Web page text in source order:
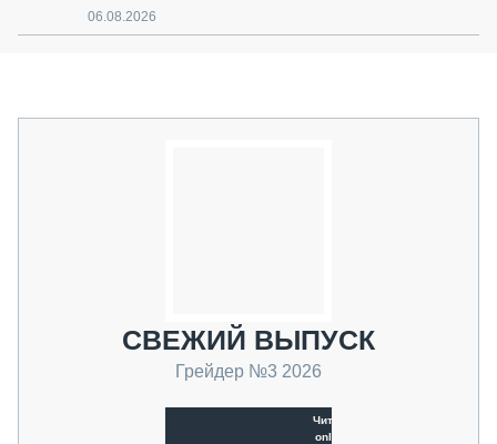
06.08.2026
СВЕЖИЙ ВЫПУСК
Грейдер №3 2026
Читать
online